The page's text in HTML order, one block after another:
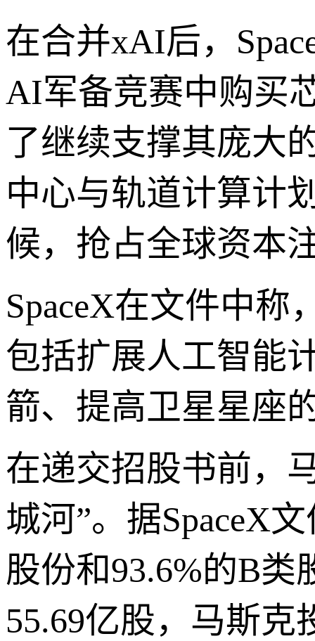
在合并xAI后，
AI军备竞赛中购买
了继续支撑其庞大
中心与轨道计算计
候，抢占全球资本
SpaceX在文件中
包括扩展人工智能
箭、提高卫星星座
在递交招股书前，
城河”。据SpaceX
股份和93.6%的B
55.69亿股，马斯克